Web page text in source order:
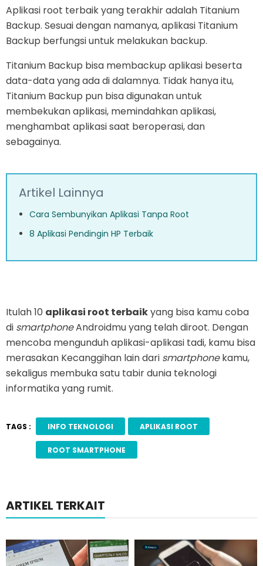
Aplikasi root terbaik yang terakhir adalah Titanium
Backup. Sesuai dengan namanya, aplikasi Titanium
Backup berfungsi untuk melakukan backup.
Titanium Backup bisa membackup aplikasi beserta
data-data yang ada di dalamnya. Tidak hanya itu,
Titanium Backup pun bisa digunakan untuk
membekukan aplikasi, memindahkan aplikasi,
menghambat aplikasi saat beroperasi, dan
sebagainya.
Artikel Lainnya
Cara Sembunyikan Aplikasi Tanpa Root
8 Aplikasi Pendingin HP Terbaik
Itulah 10 aplikasi root terbaikyang bisa kamu coba
di smartphoneAndroidmu yang telah diroot. Dengan
mencoba mengunduh aplikasi-aplikasi tadi, kamu bisa
merasakan Kecanggihan lain dari smartphonekamu,
sekaligus membuka satu tabir dunia teknologi
informatika yang rumit.
TAGS : INFO TEKNOLOGI APLIKASI ROOT
ROOT SMARTPHONE
ARTIKEL TERKAIT